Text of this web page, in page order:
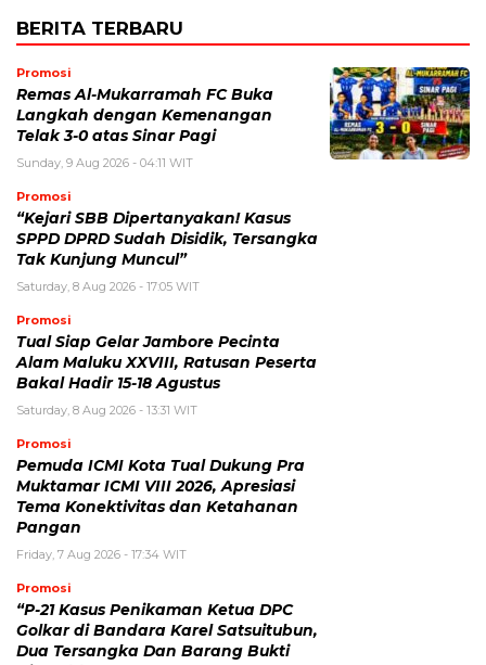
BERITA TERBARU
Promosi
Remas Al-Mukarramah FC Buka
Langkah dengan Kemenangan
Telak 3-0 atas Sinar Pagi
Sunday, 9 Aug 2026 - 04:11 WIT
Promosi
“Kejari SBB Dipertanyakan! Kasus
SPPD DPRD Sudah Disidik, Tersangka
Tak Kunjung Muncul”
Saturday, 8 Aug 2026 - 17:05 WIT
Promosi
Tual Siap Gelar Jambore Pecinta
Alam Maluku XXVIII, Ratusan Peserta
Bakal Hadir 15-18 Agustus
Saturday, 8 Aug 2026 - 13:31 WIT
Promosi
Pemuda ICMI Kota Tual Dukung Pra
Muktamar ICMI VIII 2026, Apresiasi
Tema Konektivitas dan Ketahanan
Pangan
Friday, 7 Aug 2026 - 17:34 WIT
Promosi
“P-21 Kasus Penikaman Ketua DPC
Golkar di Bandara Karel Satsuitubun,
Dua Tersangka Dan Barang Bukti